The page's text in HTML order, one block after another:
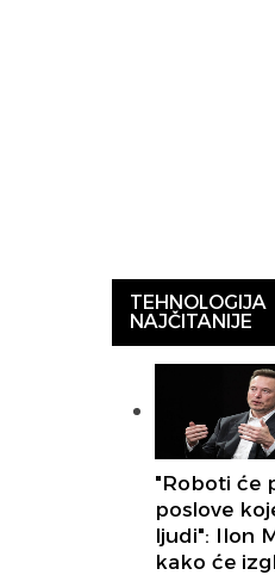
TEHNOLOGIJA
NAJČITANIJE
"Roboti će
poslove
ljudi": Ilon
kako će